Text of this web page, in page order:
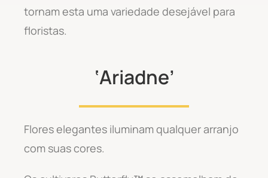
tornam esta uma variedade desejável para
floristas.
‘Ariadne’
Flores elegantes iluminam qualquer arranjo
com suas cores.